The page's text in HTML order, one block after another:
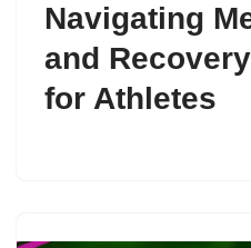
Navigating
and
for Athletes